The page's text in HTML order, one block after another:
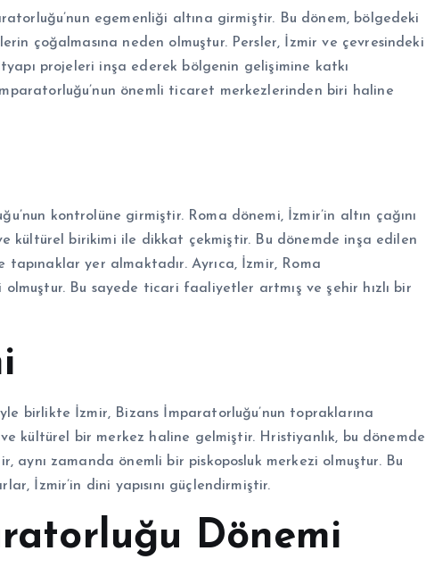
egemenliği altına girmiştir. Bu dönem, bölgedeki
çoğalmasına neden olmuştur. Persler, İzmir ve çevresindeki
projeleri inşa ederek bölgenin gelişimine katkı
önemli ticaret merkezlerinden biri haline
kontrolüne girmiştir. Roma dönemi, İzmir’in altın çağını
kültürel birikimi ile dikkat çekmiştir. Bu dönemde inşa edilen
yer almaktadır. Ayrıca, İzmir, Roma
Bu sayede ticari faaliyetler artmış ve şehir hızlı bir
birlikte İzmir, Bizans İmparatorluğu’nun topraklarına
kültürel bir merkez haline gelmiştir. Hristiyanlık, bu dönemde
aynı zamanda önemli bir piskoposluk merkezi olmuştur. Bu
İzmir’in dini yapısını güçlendirmiştir.
Dönemi